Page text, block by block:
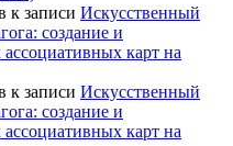
к записи Искусственный
создание и
карт на
к записи Искусственный
создание и
карт на